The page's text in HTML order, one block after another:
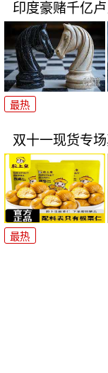
印度豪赌千亿卢
最热
双十一现货专
最热